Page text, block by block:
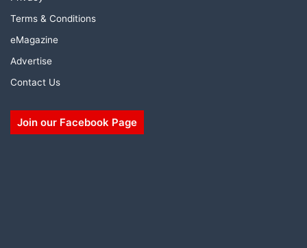
Terms & Conditions
eMagazine
Advertise
Contact Us
Join our Facebook Page